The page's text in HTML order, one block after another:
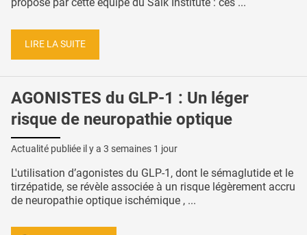
proposé par cette équipe du Salk Institute : ces ...
LIRE LA SUITE
AGONISTES du GLP-1 : Un léger
risque de neuropathie optique
Actualité publiée il y a 3 semaines 1 jour
L'utilisation d’agonistes du GLP-1, dont le sémaglutide et le
tirzépatide, se révèle associée à un risque légèrement accru
de neuropathie optique ischémique , ...